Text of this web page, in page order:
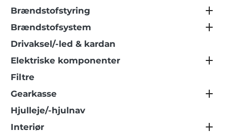
Brændstofstyring
Brændstofsystem
Drivaksel/-led & kardan
Elektriske komponenter
Filtre
Gearkasse
Hjulleje/-hjulnav
Interiør